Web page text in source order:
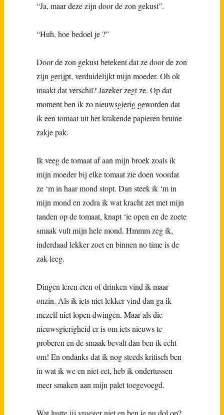
“Ja, maar deze zijn door de zon gekust”.
“Huh, hoe bedoel je ?”
Door de zon gekust betekent dat ze door de zon
zijn gerijpt, verduidelijkt mijn moeder. Oh ok
maakt dat verschil? Jazeker zegt ze. Op dat
moment ben ik zo nieuwsgierig geworden dat
ik een tomaat uit het krakende papieren bruine
zakje pak.
Ik veeg de tomaat af aan mijn broek zoals ik
mijn moeder bij elke tomaat zie doen voordat
ze ‘m in haar mond stopt. Dan steek ik ‘m in
mijn mond en zodra ik wat kracht zet met mijn
tanden op de tomaat, knapt ‘ie open en de zoete
smaak vult mijn hele mond. Hmmm zeg ik,
inderdaad lekker zoet en binnen no time is de
zak leeg.
Dingen leren eten of drinken vind ik maar
onzin. Als ik iets niet lekker vind dan ga ik
mezelf niet lopen dwingen. Maar als die
nieuwsgierigheid er is om iets nieuws te
proberen en de smaak bevalt dan ben ik echt
om! En ondanks dat ik nog steeds kritisch ben
in wat ik we en niet eet, heb ik ondertussen
meer smaken aan mijn palet toegevoegd.